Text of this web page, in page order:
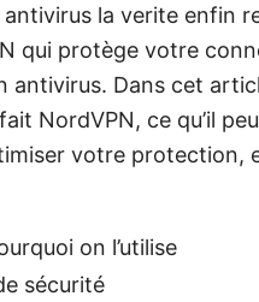
la verite enfin
qui protège votre
antivirus. Dans cet
NordVPN, ce qu’il
votre protection,
on l’utilise
sécurité